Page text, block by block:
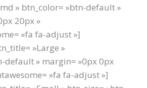
» btn_color= »btn-default »
20px »
»fa fa-adjust »]
»Large »
default » margin= »0px 0px
»fa fa-adjust »]